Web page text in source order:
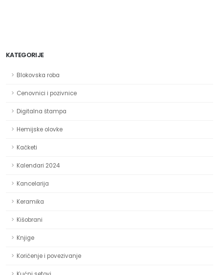
KATEGORIJE
Blokovska roba
Cenovnici i pozivnice
Digitalna štampa
Hemijske olovke
Kačketi
Kalendari 2024
Kancelarija
Keramika
Kišobrani
Knjige
Koričenje i povezivanje